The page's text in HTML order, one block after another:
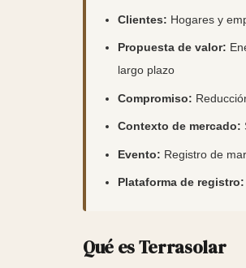
Clientes: Hogares y
Propuesta de valor:
largo plazo
Compromiso:
Contexto de mercado:
Evento: Registro de
Plataforma de registro:
Qué es Terrasolar